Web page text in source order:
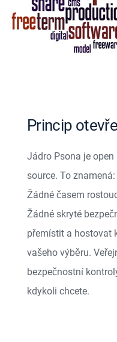
Princip
Jádro Psona je
source. To
Žádné časem
Žádné skryté
přemístit a hostovat
vašeho výběru.
bezpečnostní
kdykoli chcete.